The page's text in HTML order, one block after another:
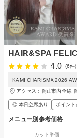
HAIR&SPA
4.0
(6件)
KAMI CHARISMA 2026
アクセス：岡山市内全線
◎ 本日空席あり ポイント
メニュー別参考価格
カット単価